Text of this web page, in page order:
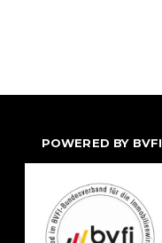
POWERED BY BVFI